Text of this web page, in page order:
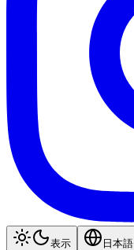
表示
日本語